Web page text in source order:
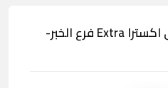
غوغل بلاي & ابل ستوري اكسترا Extra فرع الخبر-